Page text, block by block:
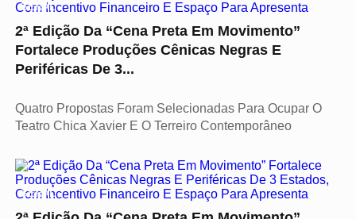
GERAL
2ª Edição Da “Cena Preta Em Movimento”
Fortalece Produções Cênicas Negras E
Periféricas De 3...
Quatro Propostas Foram Selecionadas Para Ocupar O
Teatro Chica Xavier E O Terreiro Contemporâneo
GERAL